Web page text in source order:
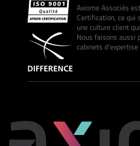
Axiome Associés
Certification, ce qui
une culture client
Nous faisons aussi
cabinets